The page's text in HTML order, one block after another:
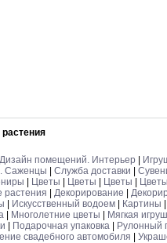
Дизайн помещений. Интерьер
Саженцы Служба доставки
Цветы Цветы Цветы
растения Декорирование
Искусственный водоем Картины
Многолетние цветы
Мягкая
Подарочная упаковка
Рулонный
свадебного автомобиля